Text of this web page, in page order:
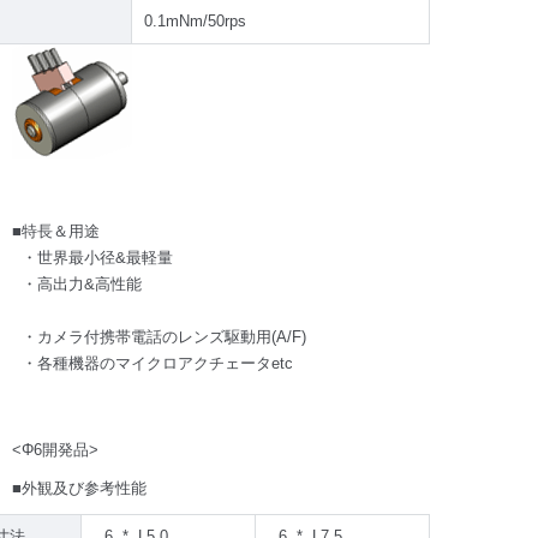
0.1mNm/50rps
■特長＆用途
・世界最小径&最軽量
・高出力&高性能
・カメラ付携帯電話のレンズ駆動用(A/F)
・各種機器のマイクロアクチェータetc
<Φ6開発品>
■外観及び参考性能